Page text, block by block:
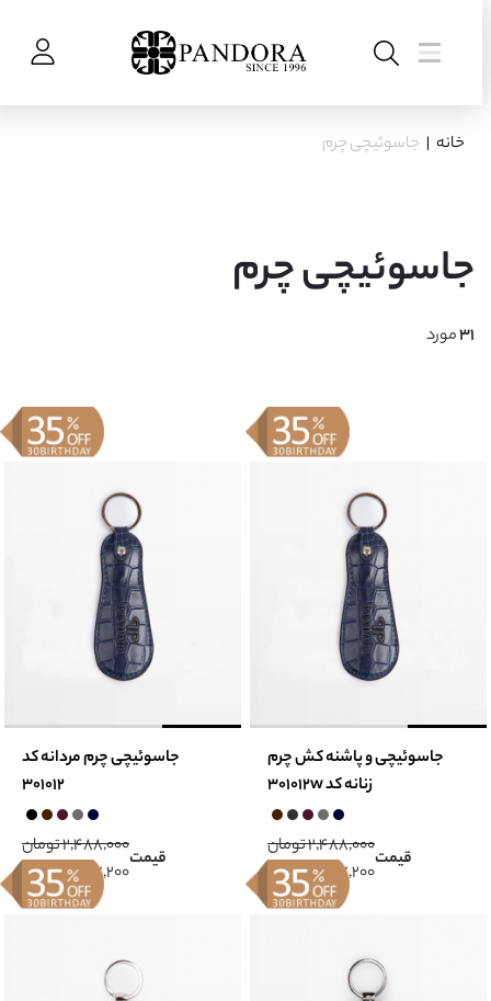
خانه | جاسوئیچی چرم
جاسوئیچی چرم
31مورد
جاسوئیچی و پاشنه کش چرم
زنانه کد 301012w
قیمت
2,488,000 تومان
1,617,200 تومان
جاسوئیچی چرم مردانه کد
301012
قیمت
2,488,000 تومان
1,617,200 تومان